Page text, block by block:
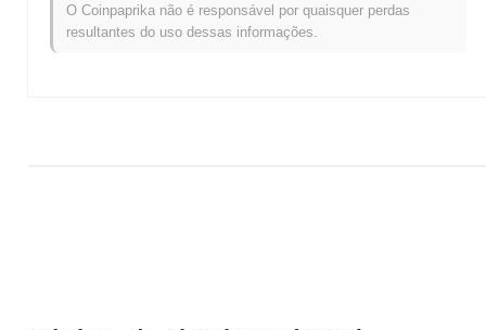
Nos últimos 7 dias, Ai Coinova ganhou
mercado cripto geral que registrou um ganho de
O Coinpaprika não é responsável por quaisquer perdas
resultantes do uso dessas informações.